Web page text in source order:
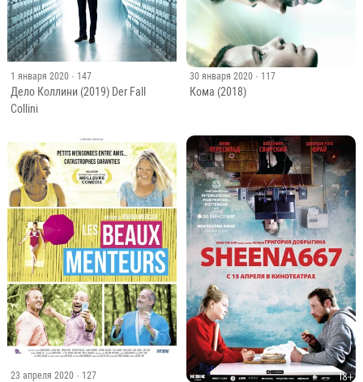
1 января 2020 · 147
Дело Коллини (2019) Der Fall
Collini
30 января 2020 · 117
Кома (2018)
23 апреля 2020 · 127